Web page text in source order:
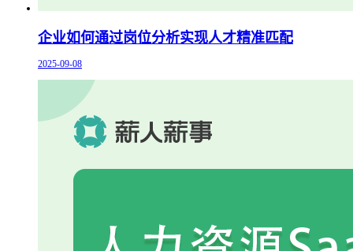
企业如何通过岗位分析实现人才精准匹配
2025-09-08